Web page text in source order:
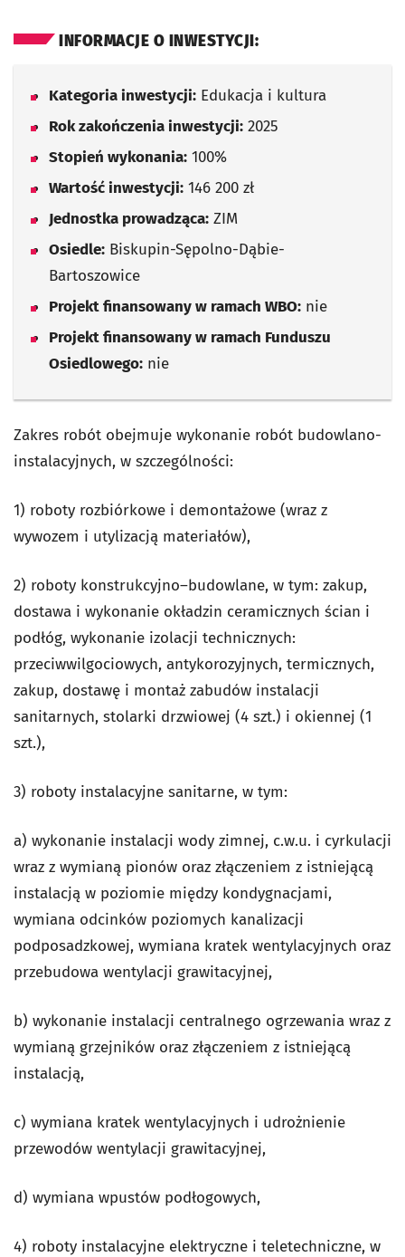
INFORMACJE O INWESTYCJI:
Kategoria inwestycji: Edukacja i kultura
Rok zakończenia inwestycji: 2025
Stopień wykonania: 100%
Wartość inwestycji: 146 200 zł
Jednostka prowadząca: ZIM
Osiedle: Biskupin-Sępolno-Dąbie-
Bartoszowice
Projekt finansowany w ramach WBO: nie
Projekt finansowany w ramach Funduszu
Osiedlowego: nie
Zakres robót obejmuje wykonanie robót budowlano-
instalacyjnych, w szczególności:
1) roboty rozbiórkowe i demontażowe (wraz z
wywozem i utylizacją materiałów),
2) roboty konstrukcyjno–budowlane, w tym: zakup,
dostawa i wykonanie okładzin ceramicznych ścian i
podłóg, wykonanie izolacji technicznych:
przeciwwilgociowych, antykorozyjnych, termicznych,
zakup, dostawę i montaż zabudów instalacji
sanitarnych, stolarki drzwiowej (4 szt.) i okiennej (1
szt.),
3) roboty instalacyjne sanitarne, w tym:
a) wykonanie instalacji wody zimnej, c.w.u. i cyrkulacji
wraz z wymianą pionów oraz złączeniem z istniejącą
instalacją w poziomie między kondygnacjami,
wymiana odcinków poziomych kanalizacji
podposadzkowej, wymiana kratek wentylacyjnych oraz
przebudowa wentylacji grawitacyjnej,
b) wykonanie instalacji centralnego ogrzewania wraz z
wymianą grzejników oraz złączeniem z istniejącą
instalacją,
c) wymiana kratek wentylacyjnych i udrożnienie
przewodów wentylacji grawitacyjnej,
d) wymiana wpustów podłogowych,
4) roboty instalacyjne elektryczne i teletechniczne, w